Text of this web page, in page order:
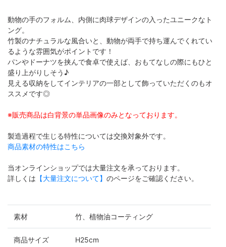
動物の手のフォルム、内側に肉球デザインの入ったユニークなト
ング。
竹製のナチュラルな風合いと、動物が両手で持ち運んでくれてい
るような雰囲気がポイントです！
パンやドーナツを挟んで食卓で使えば、おもてなしの際にもひと
盛り上がりしそう♪
見える収納をしてインテリアの一部として飾っていただくのもオ
ススメです◎
※販売商品は白背景の単品画像のみとなっております。
製造過程で生じる特性については交換対象外です。
商品素材の特性はこちら
当オンラインショップでは大量注文を承っております。
詳しくは 【大量注文について】 のページをご確認ください。
素材 竹、植物油コーティング
商品サイズ H25cm